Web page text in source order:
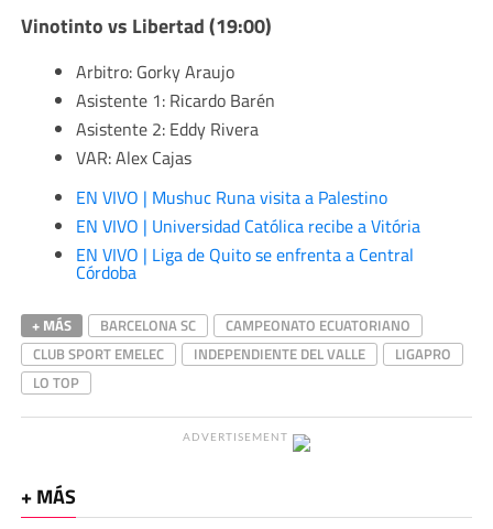
Vinotinto vs Libertad (19:00)
Arbitro: Gorky Araujo
Asistente 1: Ricardo Barén
Asistente 2: Eddy Rivera
VAR: Alex Cajas
EN VIVO | Mushuc Runa visita a Palestino
EN VIVO | Universidad Católica recibe a Vitória
EN VIVO | Liga de Quito se enfrenta a Central
Córdoba
+ MÁS BARCELONA SC
CAMPEONATO ECUATORIANO
CLUB SPORT EMELEC
INDEPENDIENTE DEL VALLE
LIGAPRO
LO TOP
ADVERTISEMENT
+ MÁS